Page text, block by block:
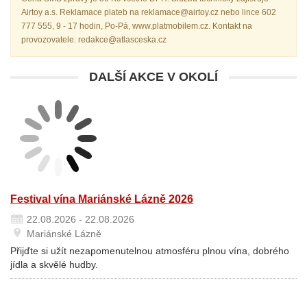
Airtoy a.s. Reklamace plateb na reklamace@airtoy.cz nebo lince 602
777 555, 9 - 17 hodin, Po-Pá, www.platmobilem.cz. Kontakt na
provozovatele: redakce@atlasceska.cz
DALŠÍ AKCE V OKOLÍ
Festival vína Mariánské Lázně 2026
22.08.2026 - 22.08.2026
Mariánské Lázně
Přijďte si užít nezapomenutelnou atmosféru plnou vína, dobrého
jídla a skvělé hudby.